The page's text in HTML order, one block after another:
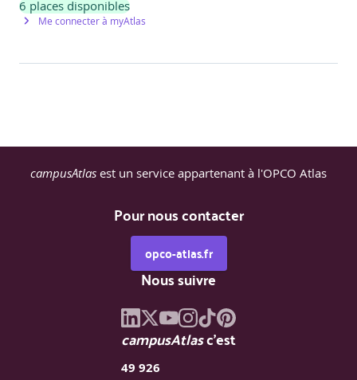
6 places disponibles
Me connecter à myAtlas
campusAtlas est un service appartenant à l'OPCO Atlas
Pour nous contacter
opco-atlas.fr
Nous suivre
campusAtlasc'est
49 926